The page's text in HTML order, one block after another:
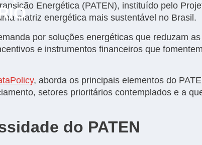
Energética (PATEN), instituído pelo
matriz energética mais sustentável no Brasil.
por soluções energéticas que reduzam
e instrumentos financeiros que
, aborda os principais elementos do
setores prioritários contemplados e a
do PATEN